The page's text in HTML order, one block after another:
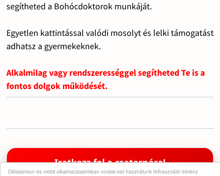
Oldalainkon és mobil alkalmazásainkban cookie-kat használunk felhasználói élmény
segítheted a Bohócdoktorok munkáját.
Egyetlen kattintással valódi mosolyt és lelki támogatást
adhatsz a gyermekeknek.
Alkalmilag vagy rendszerességgel segítheted Te is a
fontos dolgok működését.
Iratkozz fel a csatornára!